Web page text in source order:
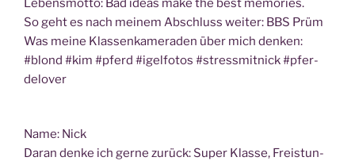
Lebens­mot­to: Bad ide­as make the best memories.
So geht es nach mei­nem Abschluss wei­ter: BBS Prüm
Was mei­ne Klas­sen­ka­me­ra­den über mich den­ken:
#blond #kim #pferd #igel­fo­tos #stress­mit­nick #pfer­
de­l­over
Name: Nick
Dar­an den­ke ich ger­ne zurück: Super Klas­se, Frei­stun­